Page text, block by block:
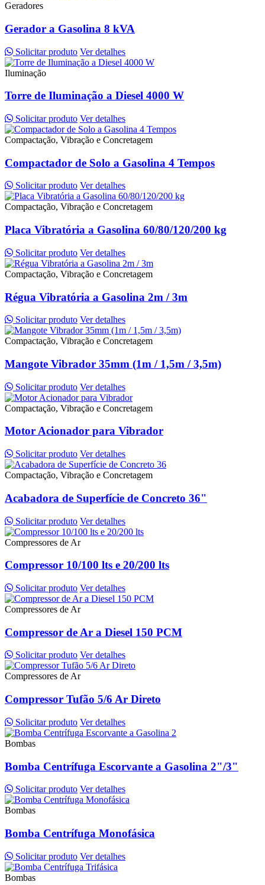
Geradores
Gerador a Gasolina 8 kVA
Solicitar produto Ver detalhes
Iluminação
Torre de Iluminação a Diesel 4000 W
Solicitar produto Ver detalhes
Compactação, Vibração e Concretagem
Compactador de Solo a Gasolina 4 Tempos
Solicitar produto Ver detalhes
Compactação, Vibração e Concretagem
Placa Vibratória a Gasolina 60/80/120/200 kg
Solicitar produto Ver detalhes
Compactação, Vibração e Concretagem
Régua Vibratória a Gasolina 2m / 3m
Solicitar produto Ver detalhes
Compactação, Vibração e Concretagem
Mangote Vibrador 35mm (1m / 1,5m / 3,5m)
Solicitar produto Ver detalhes
Compactação, Vibração e Concretagem
Motor Acionador para Vibrador
Solicitar produto Ver detalhes
Compactação, Vibração e Concretagem
Acabadora de Superfície de Concreto 36"
Solicitar produto Ver detalhes
Compressores de Ar
Compressor 10/100 lts e 20/200 lts
Solicitar produto Ver detalhes
Compressores de Ar
Compressor de Ar a Diesel 150 PCM
Solicitar produto Ver detalhes
Compressores de Ar
Compressor Tufão 5/6 Ar Direto
Solicitar produto Ver detalhes
Bombas
Bomba Centrífuga Escorvante a Gasolina 2"/3"
Solicitar produto Ver detalhes
Bombas
Bomba Centrífuga Monofásica
Solicitar produto Ver detalhes
Bombas